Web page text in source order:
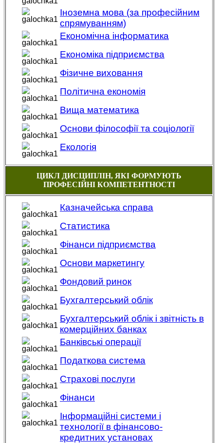
Іноземна мова (за професійним
спрямуванням)
Економічна інформатика
Економіка підприємства
Фізичне виховання
Політична економія
Вища математика
Основи філософії та соціології
Екологія
ЦИКЛ ДИСЦИПЛІН, ЯКІ ФОРМУЮТЬ
ПРОФЕСІЙНІ КОМПЕТЕНТНОСТІ
Казначейська справа
Статистика
Фінанси підприємства
Основи маркетингу
Фондовий ринок
Бухгалтерський облік
Бухгалтерський облік і звітність в
комерційних банках
Банківські операції
Податкова система
Страхові послуги
Фінанси
Інформаційні системи і
технології в фінансово-
кредитних установах